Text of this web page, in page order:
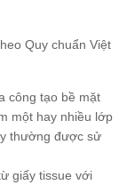
Quy chuẩn Việt
công tạo bề mặt
một hay nhiều lớp
thường được sử
giấy tissue với